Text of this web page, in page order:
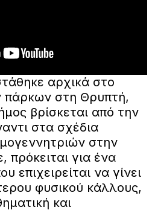
αρχικά στο
πάρκων στη Θρυπτή,
βρίσκεται από την
στα σχέδια
στην
πρόκειται για ένα
επιχειρείται να γίνει
φυσικού κάλλους,
και